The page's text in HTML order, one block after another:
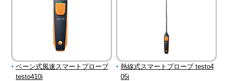
ベーン式風速スマートプローブ
testo410i
熱線式スマートプローブ testo4
05i